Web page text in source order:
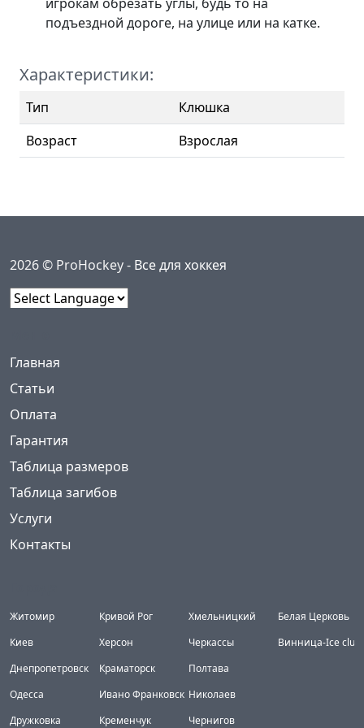
подъездной дороге, на улице или на катке.
Характеристики:
Тип
Клюшка
Возраст
Взрослая
2026 © ProHockey - Все для хоккея
Главная
Статьи
Оплата
Гарантия
Таблица размеров
Таблица загибов
Услуги
Контакты
Житомир
Киев
Днепропетровск
Одесса
Дружковка
Кривой Рог
Херсон
Краматорск
Ивано Франковск
Кременчук
Хмельницкий
Черкассы
Полтава
Николаев
Чернигов
Белая Церковь
Винница-Ice club